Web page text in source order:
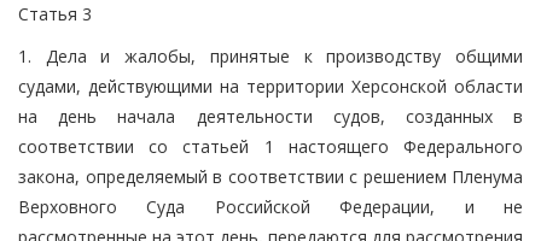
Статья 3
1. Дела и жалобы, принятые к производству общими
судами, действующими на территории Херсонской области
на день начала деятельности судов, созданных в
соответствии со статьей 1 настоящего Федерального
закона, определяемый в соответствии с решением Пленума
Верховного Суда Российской Федерации, и не